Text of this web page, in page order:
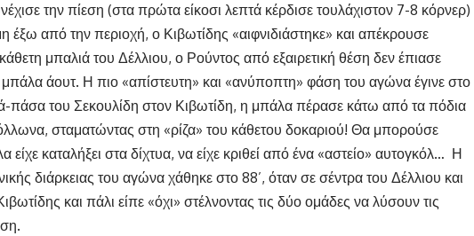
την πίεση (στα πρώτα είκοσι λεπτά κέρδισε τουλάχιστον 7-8 κόρνερ)
έξω από την περιοχή, ο Κιβωτίδης «αιφνιδιάστηκε» και απέκρουσε
μπαλιά του Δέλλιου, ο Ρούντος από εξαιρετική θέση δεν έπιασε
μπάλα άουτ. Η πιο «απίστευτη» και «ανύποπτη» φάση του αγώνα έγινε στο
πάσα του Σεκουλίδη στον Κιβωτίδη, η μπάλα πέρασε κάτω από τα πόδια
σταματώντας στη «ρίζα» του κάθετου δοκαριού! Θα μπορούσε
είχε καταλήξει στα δίχτυα, να είχε κριθεί από ένα «αστείο» αυτογκόλ… Η
διάρκειας του αγώνα χάθηκε στο 88’, όταν σε σέντρα του Δέλλιου και
και πάλι είπε «όχι» στέλνοντας τις δύο ομάδες να λύσουν τις